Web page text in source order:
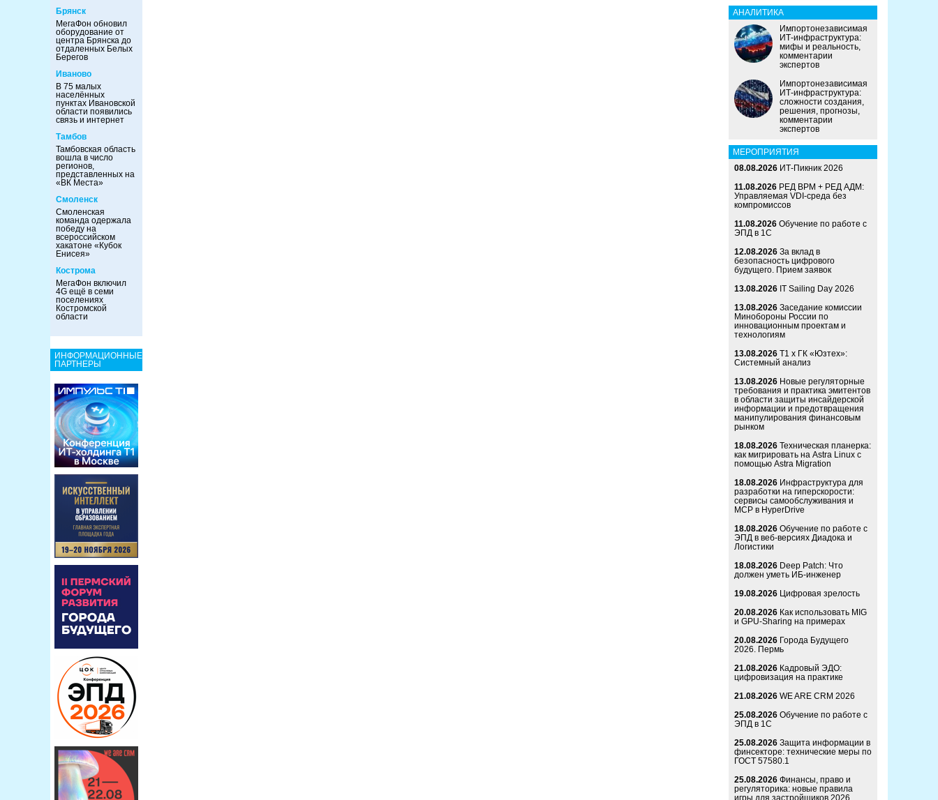
Брянск
МегаФон обновил
оборудование от
центра Брянска до
отдаленных Белых
Берегов
Иваново
В 75 малых
населённых
пунктах Ивановской
области появились
связь и интернет
Тамбов
Тамбовская область
вошла в число
регионов,
представленных на
«ВК Места»
Смоленск
Смоленская
команда одержала
победу на
всероссийском
хакатоне «Кубок
Енисея»
Кострома
МегаФон включил
4G ещё в семи
поселениях
Костромской
области
ИНФОРМАЦИОННЫЕ
ПАРТНЕРЫ
АНАЛИТИКА
Импортонезависимая
ИТ-инфраструктура:
мифы и реальность,
комментарии
экспертов
Импортонезависимая
ИТ-инфраструктура:
сложности создания,
решения, прогнозы,
комментарии
экспертов
МЕРОПРИЯТИЯ
08.08.2026 ИТ-Пикник 2026
11.08.2026 РЕД ВРМ + РЕД АДМ:
Управляемая VDI-среда без
компромиссов
11.08.2026 Обучение по работе с
ЭПД в 1С
12.08.2026 За вклад в
безопасность цифрового
будущего. Прием заявок
13.08.2026 IT Sailing Day 2026
13.08.2026 Заседание комиссии
Минобороны России по
инновационным проектам и
технологиям
13.08.2026 Т1 x ГК «Юзтех»:
Системный анализ
13.08.2026 Новые регуляторные
требования и практика эмитентов
в области защиты инсайдерской
информации и предотвращения
манипулирования финансовым
рынком
18.08.2026 Техническая планерка:
как мигрировать на Astra Linux с
помощью Astra Migration
18.08.2026 Инфраструктура для
разработки на гиперскорости:
сервисы самообслуживания и
MCP в HyperDrive
18.08.2026 Обучение по работе с
ЭПД в веб-версиях Диадока и
Логистики
18.08.2026 Deep Patch: Что
должен уметь ИБ-инженер
19.08.2026 Цифровая зрелость
20.08.2026 Как использовать MIG
и GPU-Sharing на примерах
20.08.2026 Города Будущего
2026. Пермь
21.08.2026 Кадровый ЭДО:
цифровизация на практике
21.08.2026 WE ARE CRM 2026
25.08.2026 Обучение по работе с
ЭПД в 1С
25.08.2026 Защита информации в
финсекторе: технические меры по
ГОСТ 57580.1
25.08.2026 Финансы, право и
регуляторика: новые правила